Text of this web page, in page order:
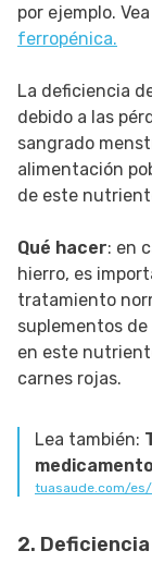
por ejemplo. Vea
ferropénica.
La deficiencia
debido a las
sangrado
alimentación
de este
Qué hacer: en
hierro, es
tratamiento
suplementos
en este
carnes rojas.
Lea también:
tuasaude.com/
2.